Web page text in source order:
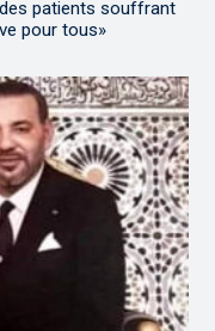
patients souffrant
pour tous»